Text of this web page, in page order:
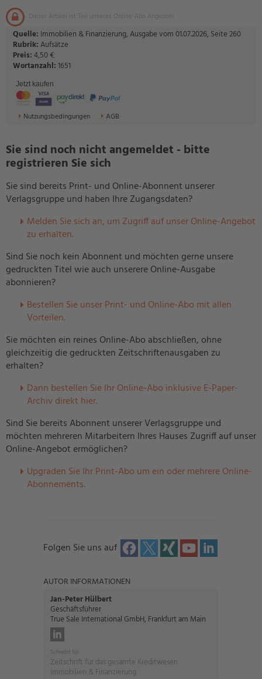
Dieser Artikel ist Teil unseres Online-Abo Angebots.
Quelle: Immobilien & Finanzierung, Ausgabe vom 01.07.2026, Seite 260
Rubrik:Aufsätze
Preis:4,50 €
Wortanzahl:1651
Jetzt kaufen
Nutzungsbedingungen AGB
Sie sind noch nicht angemeldet - bitte
registrieren Sie sich
Sie sind bereits Print- und Online-Abonnent unserer
Verlagsgruppe und haben Ihre Zugangsdaten?
Melden Sie sich an, um Zugriff auf unser Online-Angebot
zu erhalten.
Sind Sie noch kein Abonnent und möchten gerne unsere
gedruckten Titel wie auch unserere Online-Ausgabe
abonnieren?
Bestellen Sie unser Print- und Online-Abo mit allen
Vorteilen.
Sie möchten ein reines Online-Abo abschließen, ohne
gleichzeitig die gedruckten Zeitschriftenausgaben zu
erhalten?
Dann bestellen Sie Ihr Online-Abo inklusive E-Paper-
Archiv direkt hier.
Sind Sie bereits Abonnent unserer Verlagsgruppe und
möchten mehreren Mitarbeitern Ihres Hauses Zugriff auf unser
Online-Angebot ermöglichen?
Upgraden Sie Ihr Print-Abo um ein oder mehrere Online-
Abonnements.
Folgen Sie uns auf
AUTOR INFORMATIONEN
Jan-Peter Hülbert
Geschäftsführer
True Sale International GmbH, Frankfurt am Main
Schreibt für:
Zeitschrift für das gesamte Kreditwesen
Immobilien & Finanzierung